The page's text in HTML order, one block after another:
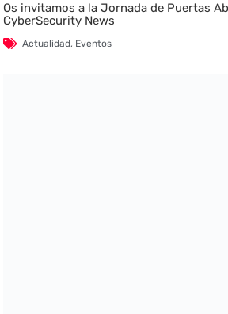
Os invitamos a la Jornada de Puertas
CyberSecurity News
Actualidad, Eventos